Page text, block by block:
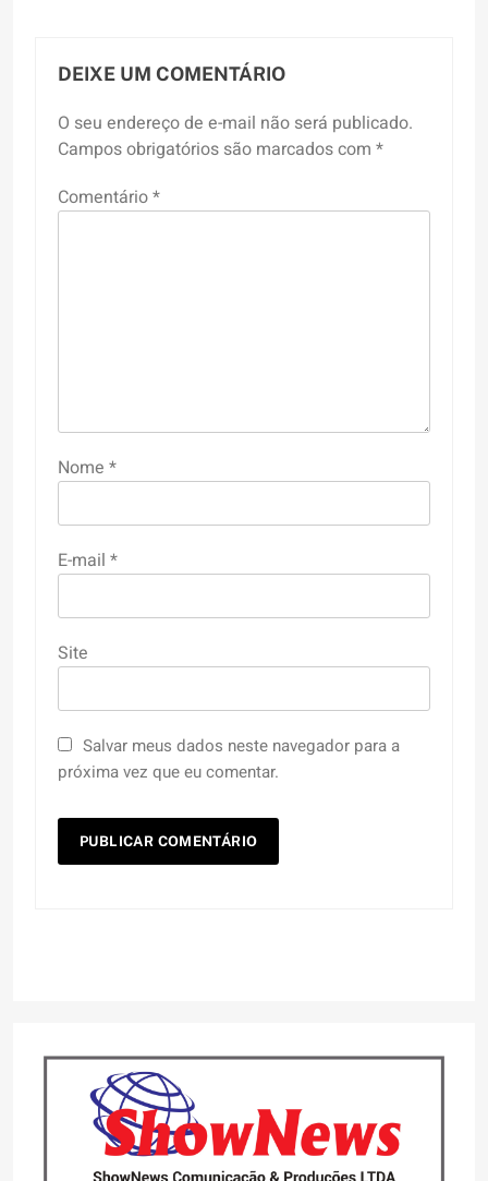
DEIXE UM COMENTÁRIO
O seu endereço de e-mail não será publicado.
Campos obrigatórios são marcados com *
Comentário*
Nome *
E-mail *
Site
Salvar meus dados neste navegador para a
próxima vez que eu comentar.